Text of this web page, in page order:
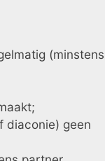
(minstens
diaconie) geen